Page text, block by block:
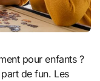
pour enfants ?
de fun. Les